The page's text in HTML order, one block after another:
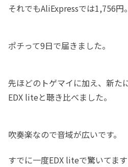
それでもAliExpressでは1,756円。
ポチって9日で届きました。
先ほどのトゲマイに加え、新た
EDX liteと聴き比べました。
吹奏楽なので音域が広いです。
すでに一度EDX liteで驚いてま